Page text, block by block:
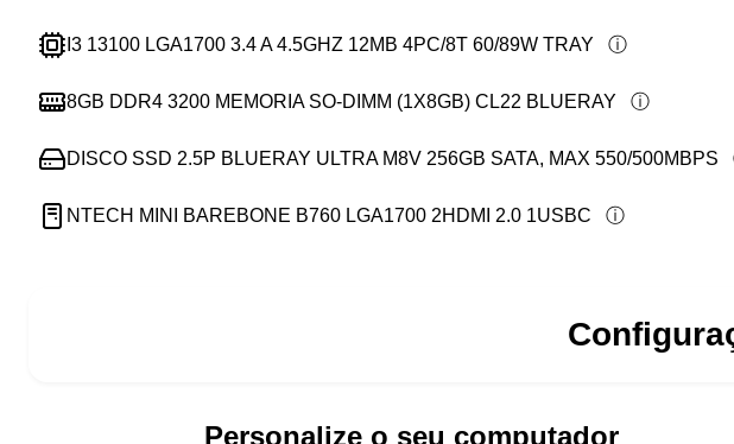
I3 13100 LGA1700 3.4 A 4.5GHZ 12MB 4PC/8T 60/89W TRAY
8GB DDR4 3200 MEMORIA SO-DIMM (1X8GB) CL22 BLUERAY
DISCO SSD 2.5P BLUERAY ULTRA M8V 256GB SATA, MAX 550/500MBPS
NTECH MINI BAREBONE B760 LGA1700 2HDMI 2.0 1USBC
Personalize o seu computador